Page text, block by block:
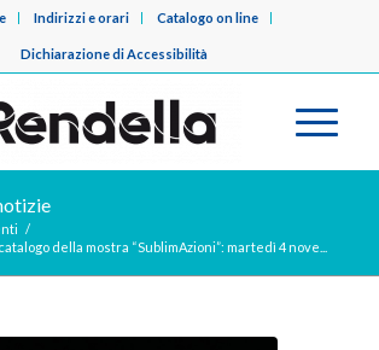
Indirizzi e orari Catalogo on line
Dichiarazione di Accessibilità
/
della mostra “SublimAzioni”: martedì 4 nove...